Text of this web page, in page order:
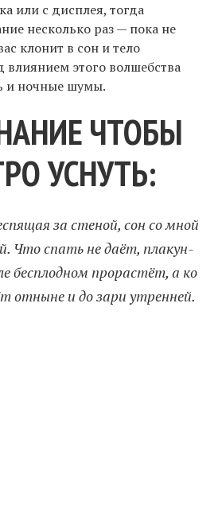
или с дисплея, тогда
несколько раз — пока не
клонит в сон и тело
влиянием этого волшебства
и ночные шумы.
ЧТОБЫ
УСНУТЬ:
за стеной, сон со мной
Что спать не даёт, плакун-
бесплодном прорастёт, а ко
отныне и до зари утренней.